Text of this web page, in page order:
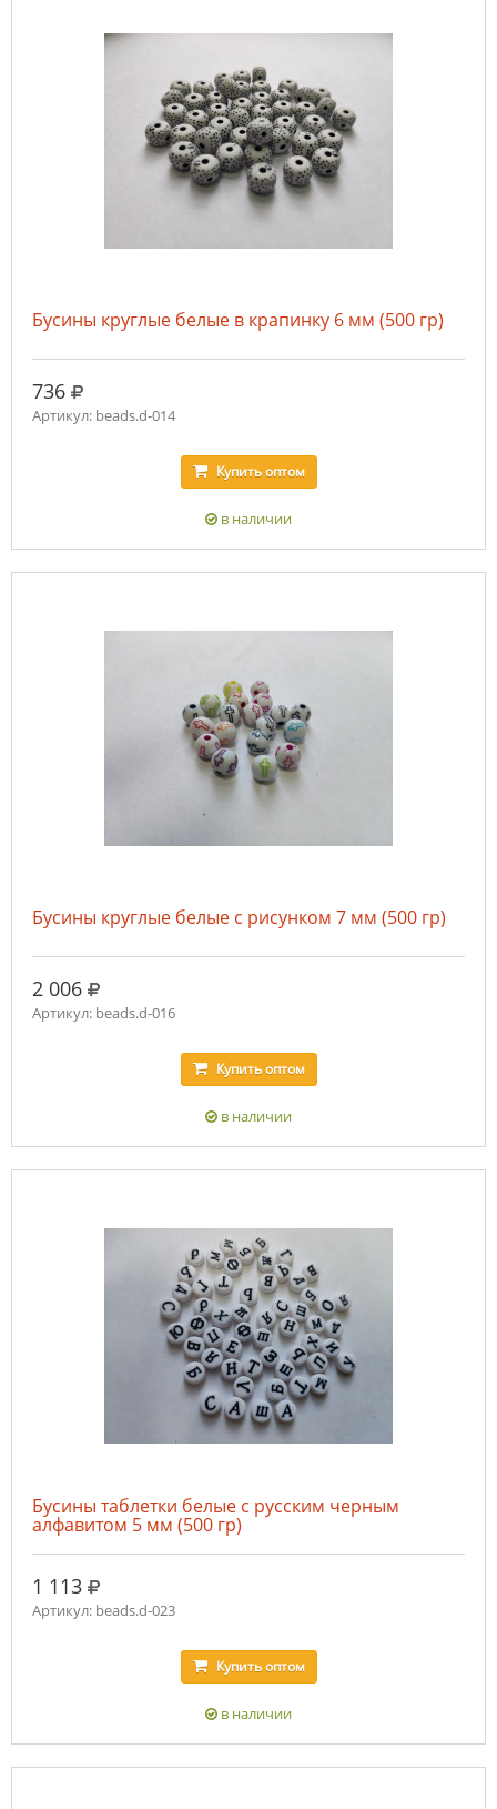
Бусины круглые белые в крапинку 6 мм (500 гр)
736 руб.
Артикул: beads.d-014
Купитьоптом
в наличии
Бусины круглые белые с рисунком 7 мм (500 гр)
2 006 руб.
Артикул: beads.d-016
Купитьоптом
в наличии
Бусины таблетки белые с русским черным
алфавитом 5 мм (500 гр)
1 113 руб.
Артикул: beads.d-023
Купитьоптом
в наличии